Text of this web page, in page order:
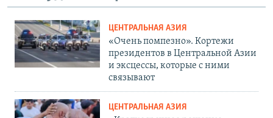
ЦЕНТРАЛЬНАЯ АЗИЯ
«Очень помпезно». Кортежи
президентов в Центральной Азии
и эксцессы, которые с ними
связывают
ЦЕНТРАЛЬНАЯ АЗИЯ